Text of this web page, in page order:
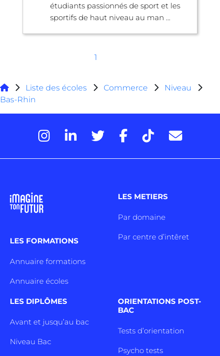
étudiants passionnés de sport et les
sportifs de haut niveau au man ...
1
Liste des écoles Commerce
Niveau
Bas-Rhin
LES FORMATIONS
Annuaire formations
Annuaire écoles
LES METIERS
Par domaine
Par centre d’intêret
LES DIPLÔMES
Avant et jusqu’au bac
Niveau Bac
ORIENTATIONS POST-
BAC
Tests d’orientation
Psycho tests